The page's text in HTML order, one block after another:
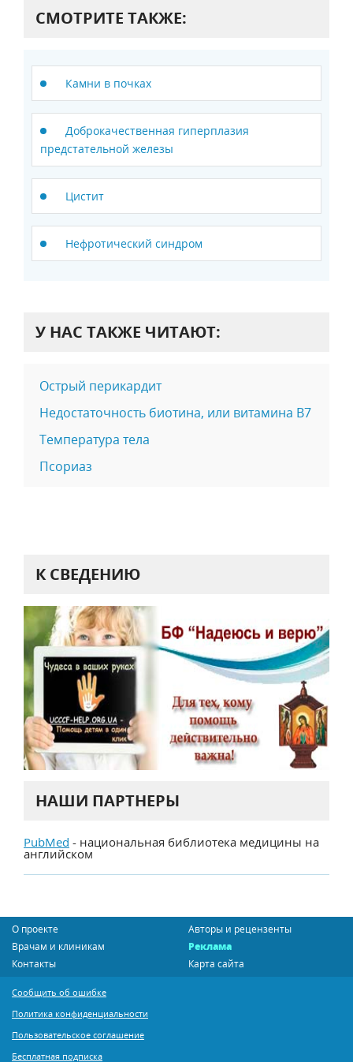
СМОТРИТЕ ТАКЖЕ:
Камни в почках
Доброкачественная гиперплазия
предстательной железы
Цистит
Нефротический синдром
У НАС ТАКЖЕ ЧИТАЮТ:
Острый перикардит
Недостаточность биотина, или витамина В7
Температура тела
Псориаз
К СВЕДЕНИЮ
НАШИ ПАРТНЕРЫ
PubMed - национальная библиотека медицины на
английском
О проекте
Авторы и рецензенты
Врачам и клиникам
Реклама
Контакты
Карта сайта
Сообщить об ошибке
Политика конфиденциальности
Пользовательское соглашение
Бесплатная подписка